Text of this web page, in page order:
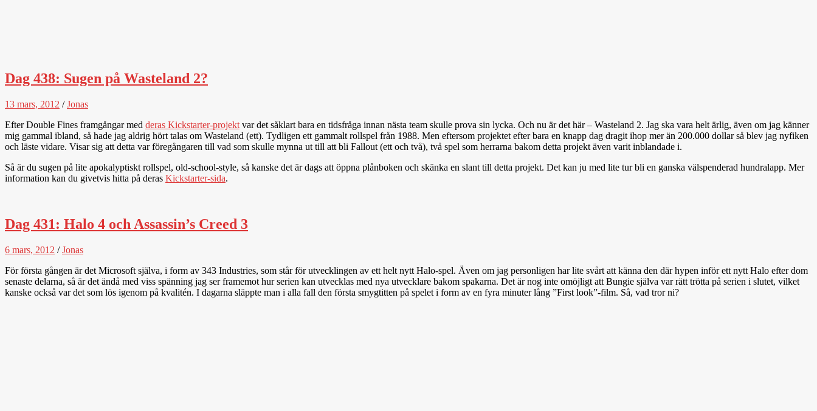
Dag 438: Sugen på Wasteland 2?
13 mars, 2012 /Jonas
Efter Double Fines framgångar med deras Kickstarter-projekt var det såklart bara en tidsfråga innan nästa team skulle prova sin lycka. Och nu är det här – Wasteland 2. Jag ska vara helt ärlig, även om jag känner
mig gammal ibland, så hade jag aldrig hört talas om Wasteland (ett). Tydligen ett gammalt rollspel från 1988. Men eftersom projektet efter bara en knapp dag dragit ihop mer än 200.000 dollar så blev jag nyfiken
och läste vidare. Visar sig att detta var föregångaren till vad som skulle mynna ut till att bli Fallout (ett och två), två spel som herrarna bakom detta projekt även varit inblandade i.
Så är du sugen på lite apokalyptiskt rollspel, old-school-style, så kanske det är dags att öppna plånboken och skänka en slant till detta projekt. Det kan ju med lite tur bli en ganska välspenderad hundralapp. Mer
information kan du givetvis hitta på deras Kickstarter-sida.
Dag 431: Halo 4 och Assassin’s Creed 3
6 mars, 2012 /Jonas
För första gången är det Microsoft själva, i form av 343 Industries, som står för utvecklingen av ett helt nytt Halo-spel. Även om jag personligen har lite svårt att känna den där hypen inför ett nytt Halo efter dom
senaste delarna, så är det ändå med viss spänning jag ser framemot hur serien kan utvecklas med nya utvecklare bakom spakarna. Det är nog inte omöjligt att Bungie själva var rätt trötta på serien i slutet, vilket
kanske också var det som lös igenom på kvalitén. I dagarna släppte man i alla fall den första smygtitten på spelet i form av en fyra minuter lång ”First look”-film. Så, vad tror ni?